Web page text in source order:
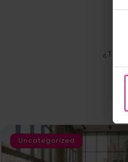
¿Te
Uncategorized